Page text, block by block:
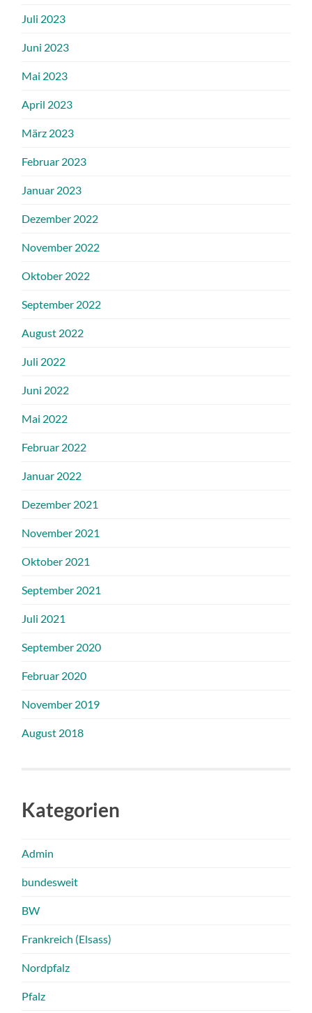
Juli 2023
Juni 2023
Mai 2023
April 2023
März 2023
Februar 2023
Januar 2023
Dezember 2022
November 2022
Oktober 2022
September 2022
August 2022
Juli 2022
Juni 2022
Mai 2022
Februar 2022
Januar 2022
Dezember 2021
November 2021
Oktober 2021
September 2021
Juli 2021
September 2020
Februar 2020
November 2019
August 2018
Kategorien
Admin
bundesweit
BW
Frankreich (Elsass)
Nordpfalz
Pfalz